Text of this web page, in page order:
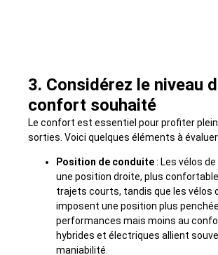
3. Considérez le niveau
confort souhaité
Le confort est essentiel pour profiter
sorties. Voici quelques éléments à évaluer
Position de conduite: Les vélos
une position droite, plus
trajets courts, tandis que les vélos
imposent une position plus
performances mais moins au
hybrides et électriques allient
maniabilité.